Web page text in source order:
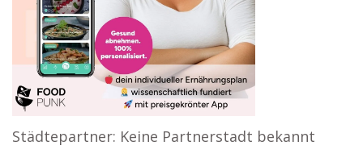
Städtepartner: Keine Partnerstadt bekannt